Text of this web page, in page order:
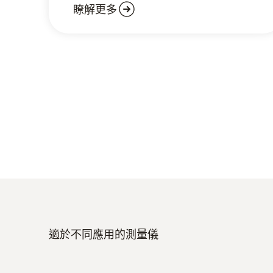
瞭解更多
適於不同應用的測量儀